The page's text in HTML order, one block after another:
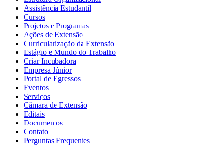
Assistência Estudantil
Cursos
Projetos e Programas
Ações de Extensão
Curricularização da Extensão
Estágio e Mundo do Trabalho
Criar Incubadora
Empresa Júnior
Portal de Egressos
Eventos
Serviços
Câmara de Extensão
Editais
Documentos
Contato
Perguntas Frequentes